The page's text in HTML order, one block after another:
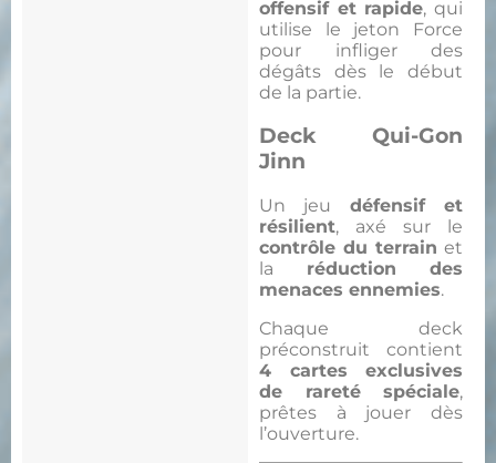
offensif et rapide, qui
utilise le jeton Force
pour infliger des
dégâts dès le début
de la partie.
Deck Qui-Gon
Jinn
Un jeu défensif et
résilient, axé sur le
contrôle du terrain et
la réduction des
menaces ennemies.
Chaque deck
préconstruit contient
4 cartes exclusives
de rareté spéciale,
prêtes à jouer dès
l’ouverture.